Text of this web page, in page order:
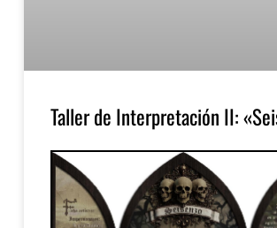
Taller de Interpretación II: